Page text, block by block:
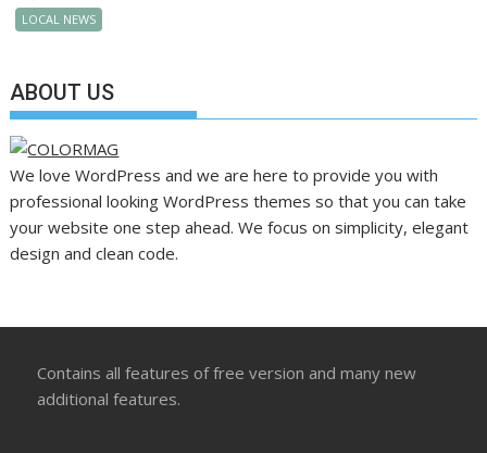
LOCAL NEWS
ABOUT US
We love WordPress and we are here to provide you with
professional looking WordPress themes so that you can take
your website one step ahead. We focus on simplicity, elegant
design and clean code.
Contains all features of free version and many new
additional features.